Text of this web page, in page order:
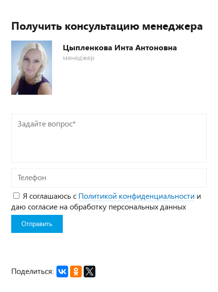
Получить консультацию менеджера
Цыпленкова Инта Антоновна
менеджер
Задайте
Телефон
Я соглашаюсь с Политикой конфиденциальности и
даю согласие на обработку персональных данных
Поделиться: